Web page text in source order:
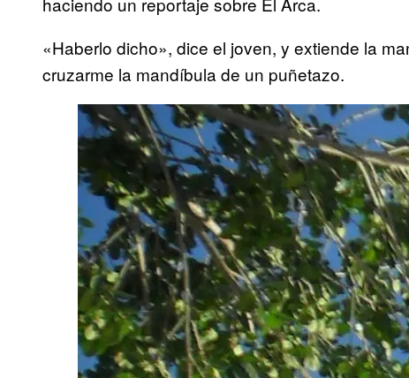
«Haberlo dicho», dice el joven, y extiende la
cruzarme la mandíbula de un puñetazo.